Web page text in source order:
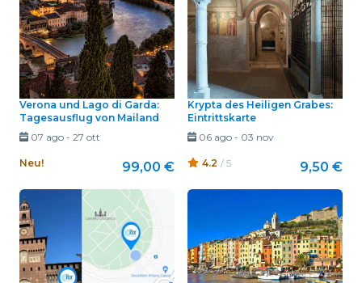
Verona und Lago di Garda:
Tagesausflug von Mailand
07 ago- 27 ott
Neu! 99,00 €
Krypta des Heiligen Grabes:
Eintrittskarte
06 ago- 03 nov
4.2 / 5 9,50 €